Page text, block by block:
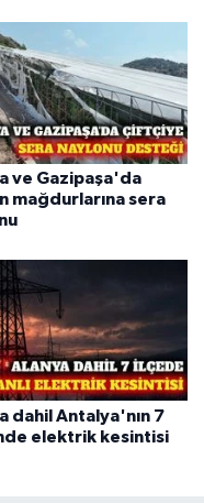
ve Gazipaşa'da
mağdurlarına sera
dahil Antalya'nın 7
elektrik kesintisi